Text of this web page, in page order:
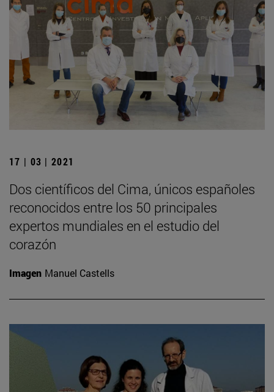
17 | 03 | 2021
Dos científicos del Cima, únicos españoles
reconocidos entre los 50 principales
expertos mundiales en el estudio del
corazón
Imagen Manuel Castells